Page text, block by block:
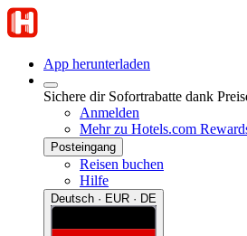
App herunterladen
Sichere dir Sofortrabatte dank
Anmelden
Mehr zu Hotels.com
Posteingang
Reisen buchen
Hilfe
Deutsch · EUR · DE